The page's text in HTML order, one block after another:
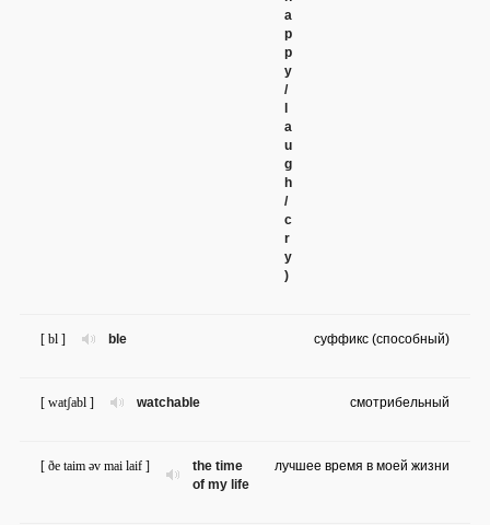
a
p
p
y
/
a
u
g
h
/
c
r
y
)
ble
[ bl ] суффикс (способный)
watchable
[ watʃabl ] смотрибельный
the time
of my life
[ ðe taim əv mai laif ] лучшее время в моей жизни